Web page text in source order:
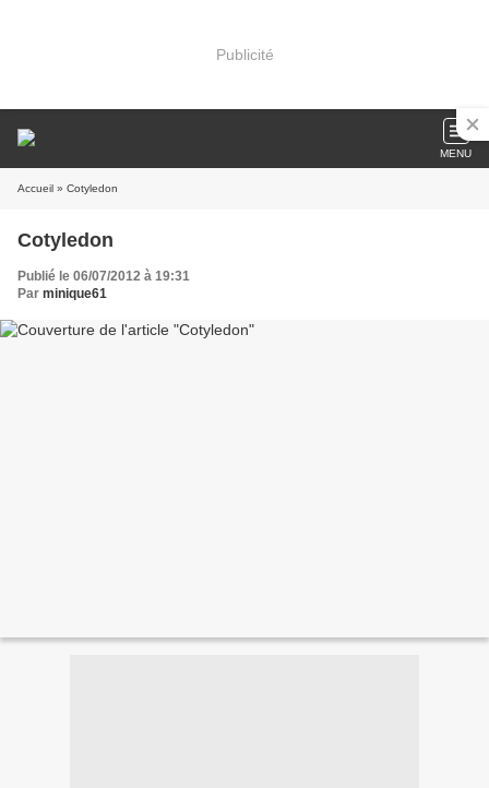
Publicité
MENU
Accueil » Cotyledon
Cotyledon
Publié le 06/07/2012 à 19:31
Par minique61